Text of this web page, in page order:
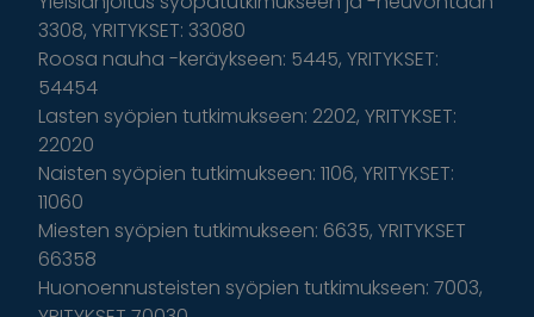
3308, YRITYKSET: 33080
Roosa nauha -keräykseen: 5445, YRITYKSET:
54454
Lasten syöpien tutkimukseen: 2202, YRITYKSET:
22020
Naisten syöpien tutkimukseen: 1106, YRITYKSET:
11060
Miesten syöpien tutkimukseen: 6635, YRITYKSET
66358
Huonoennusteisten syöpien tutkimukseen: 7003,